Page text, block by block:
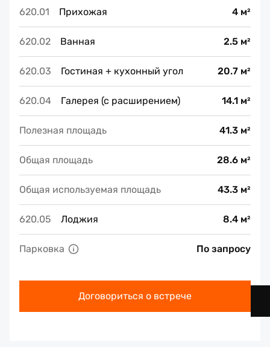
620.01 Прихожая 4 м²
620.02 Ванная 2.5 м²
620.03 Гостиная + кухонный угол 20.7 м²
620.04 Галерея (с расширением) 14.1 м²
Полезная площадь 41.3 м²
Общая площадь 28.6 м²
Общая используемая площадь 43.3 м²
620.05 Лоджия 8.4 м²
Парковка По запросу
Договориться о встрече